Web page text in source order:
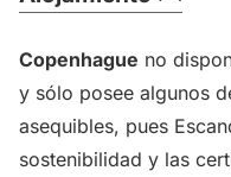
Copenhague no
y sólo posee algunos
asequibles, pues
sostenibilidad y las